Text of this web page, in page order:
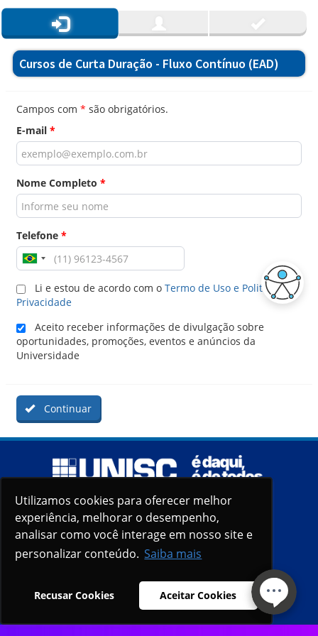
Utilizamos cookies para oferecer melhor
experiência, melhorar o desempenho,
analisar como você interage em nosso site e
personalizar conteúdo. Saiba mais
Recusar Cookies Aceitar Cookies
Utilizamos cookies para oferecer melhor
experiência, melhorar o desempenho,
analisar como você interage em nosso site e
personalizar conteúdo. Saiba mais
Recusar Cookies Aceitar Cookies
Cursos de Curta Duração - Fluxo Contínuo (EAD)
Campos com * são obrigatórios.
E-mail *
Nome Completo *
Telefone *
Li e estou de acordo com o Termo de Uso e Politica de
Privacidade
Aceito receber informações de divulgação sobre
oportunidades, promoções, eventos e anúncios da
Universidade
Continuar